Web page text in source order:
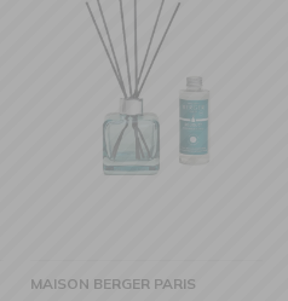
MAISON BERGER PARIS